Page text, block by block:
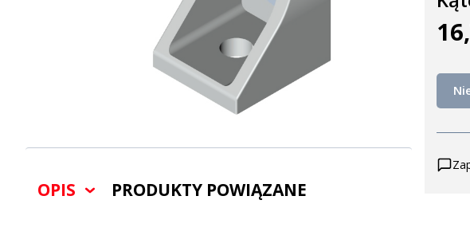
OPIS PRODUKTY POWIĄZANE